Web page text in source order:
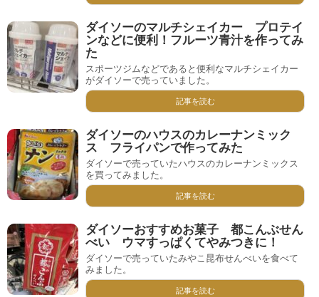
ダイソーのマルチシェイカー プロテイ
ンなどに便利！フルーツ青汁を作ってみ
た
スポーツジムなどであると便利なマルチシェイカー
がダイソーで売っていました。
記事を読む
ダイソーのハウスのカレーナンミック
ス フライパンで作ってみた
ダイソーで売っていたハウスのカレーナンミックス
を買ってみました。
記事を読む
ダイソーおすすめお菓子 都こんぶせん
べい ウマすっぱくてやみつきに！
ダイソーで売っていたみやこ昆布せんべいを食べて
みました。
記事を読む